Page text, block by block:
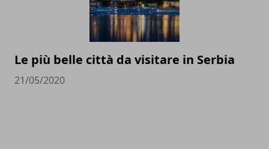
Le più belle città da visitare in Serbia
21/05/2020